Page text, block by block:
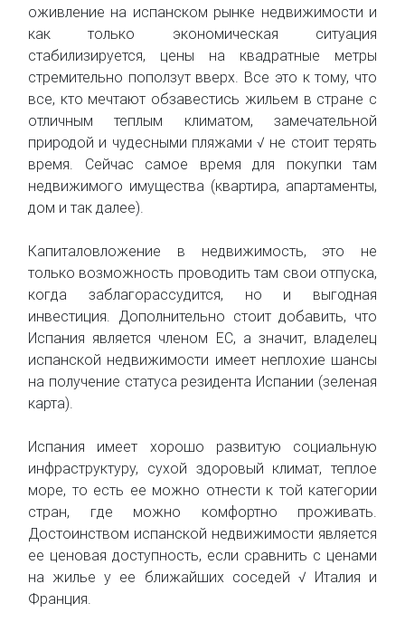
оживление на испанском рынке недвижимости и
как только экономическая ситуация
стабилизируется, цены на квадратные метры
стремительно поползут вверх. Все это к тому, что
все, кто мечтают обзавестись жильем в стране с
отличным теплым климатом, замечательной
природой и чудесными пляжами √ не стоит терять
время. Сейчас самое время для покупки там
недвижимого имущества (квартира, апартаменты,
дом и так далее).
Капиталовложение в недвижимость, это не
только возможность проводить там свои отпуска,
когда заблагорассудится, но и выгодная
инвестиция. Дополнительно стоит добавить, что
Испания является членом ЕС, а значит, владелец
испанской недвижимости имеет неплохие шансы
на получение статуса резидента Испании (зеленая
карта).
Испания имеет хорошо развитую социальную
инфраструктуру, сухой здоровый климат, теплое
море, то есть ее можно отнести к той категории
стран, где можно комфортно проживать.
Достоинством испанской недвижимости является
ее ценовая доступность, если сравнить с ценами
на жилье у ее ближайших соседей √ Италия и
Франция.